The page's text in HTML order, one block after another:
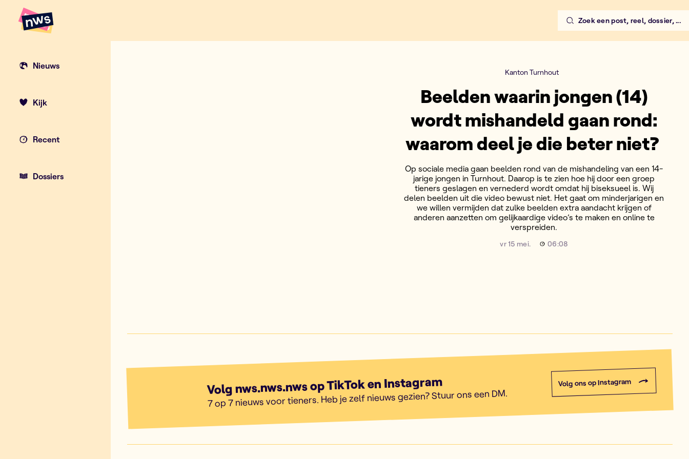
Zoek een post, reel, dossier, ...
Nieuws
Kijk
Recent
Dossiers
Kanton Turnhout
Beelden waarin jongen (14)
wordt mishandeld gaan rond:
waarom deel je die beter niet?
Op sociale media gaan beelden rond van de mishandeling van een 14-
jarige jongen in Turnhout. Daarop is te zien hoe hij door een groep
tieners geslagen en vernederd wordt omdat hij biseksueel is. Wij
delen beelden uit die video bewust niet. Het gaat om minderjarigen en
we willen vermijden dat zulke beelden extra aandacht krijgen of
anderen aanzetten om gelijkaardige video’s te maken en online te
verspreiden.
vr 15 mei. 06:08
Volg nws.nws.nws op TikTok en Instagram
7 op 7 nieuws voor tieners. Heb je zelf nieuws gezien? Stuur ons een DM.
Volg ons op Instagram